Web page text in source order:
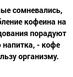
сомневались,
кофеина на
порадуют
напитка, - кофе
организму.